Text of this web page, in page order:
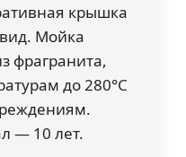
крышка
Мойка
фрагранита,
до 280°C
— 10 лет.